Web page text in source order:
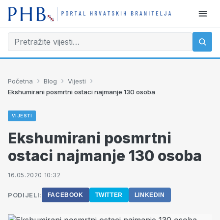
Početna › Blog › Vijesti ›
Ekshumirani posmrtni ostaci najmanje 130 osoba
VIJESTI
Ekshumirani posmrtni
ostaci najmanje 130 osoba
16.05.2020 10:32
PODIJELI: FACEBOOK TWITTER LINKEDIN